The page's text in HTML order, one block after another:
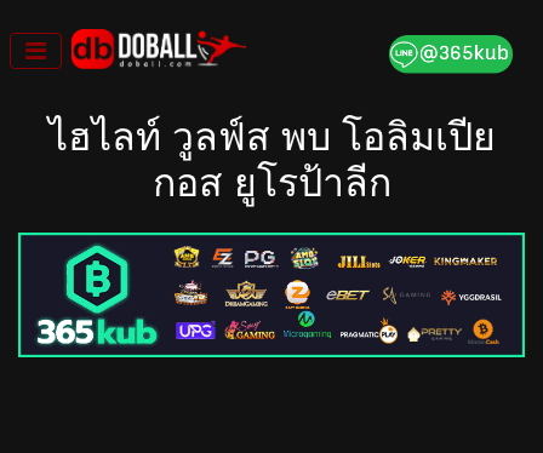
to
content
ไฮไลท์ วูลฟ์ส พบ โอลิมเปีย
กอส ยูโรป้าลีก